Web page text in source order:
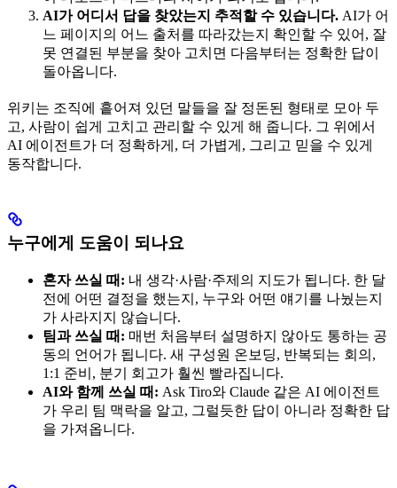
AI가 어디서 답을 찾았는지 추적할 수 있습니다. AI가 어
느 페이지의 어느 출처를 따라갔는지 확인할 수 있어, 잘
못 연결된 부분을 찾아 고치면 다음부터는 정확한 답이
돌아옵니다.
위키는 조직에 흩어져 있던 말들을 잘 정돈된 형태로 모아 두
고, 사람이 쉽게 고치고 관리할 수 있게 해 줍니다. 그 위에서
AI 에이전트가 더 정확하게, 더 가볍게, 그리고 믿을 수 있게
동작합니다.
누구에게 도움이 되나요
혼자 쓰실 때: 내 생각·사람·주제의 지도가 됩니다. 한 달
전에 어떤 결정을 했는지, 누구와 어떤 얘기를 나눴는지
가 사라지지 않습니다.
팀과 쓰실 때: 매번 처음부터 설명하지 않아도 통하는 공
동의 언어가 됩니다. 새 구성원 온보딩, 반복되는 회의,
1:1 준비, 분기 회고가 훨씬 빨라집니다.
AI와 함께 쓰실 때: Ask Tiro와 Claude 같은 AI 에이전트
가 우리 팀 맥락을 알고, 그럴듯한 답이 아니라 정확한 답
을 가져옵니다.